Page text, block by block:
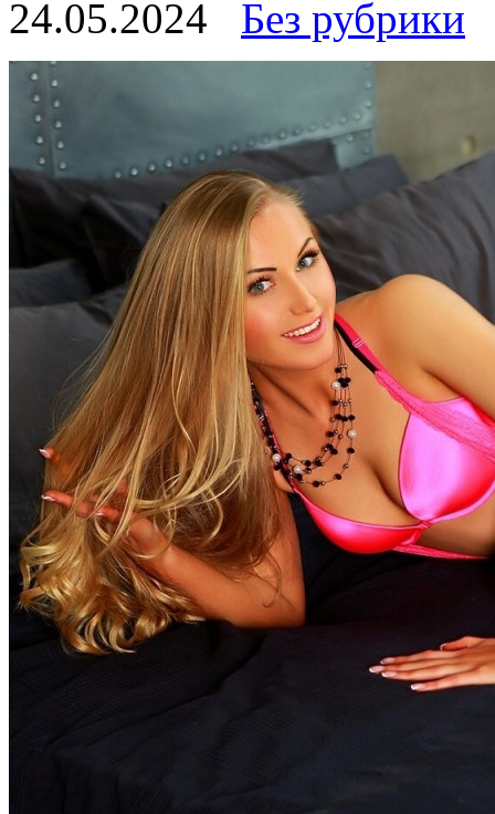
24.05.2024 Без рубрики